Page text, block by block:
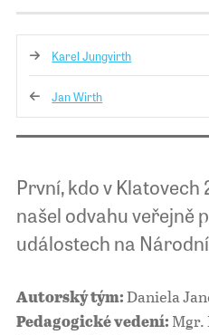
Karel Jungvirth
Jan Wirth
První, kdo v Klatovech
našel odvahu veřejně
událostech na
Autorský tým: Daniela
Pedagogické vedení: Mgr.